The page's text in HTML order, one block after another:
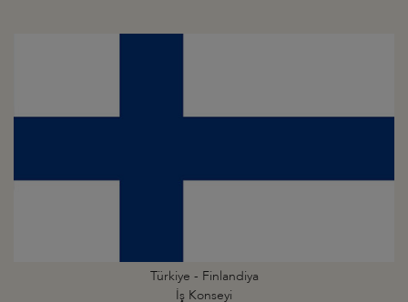
Türkiye - Finlandiya
İş Konseyi